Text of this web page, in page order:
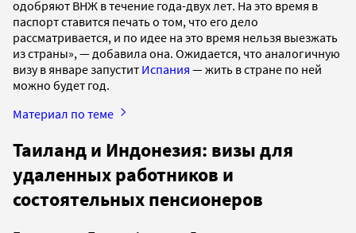
одобряют ВНЖ в течение года-двух лет. На это время в
паспорт ставится печать о том, что его дело
рассматривается, и по идее на это время нельзя выезжать
из страны», — добавила она. Ожидается, что аналогичную
визу в январе запустит Испания — жить в стране по ней
можно будет год.
Материал по теме
Таиланд и Индонезия: визы для
удаленных работников и
состоятельных пенсионеров